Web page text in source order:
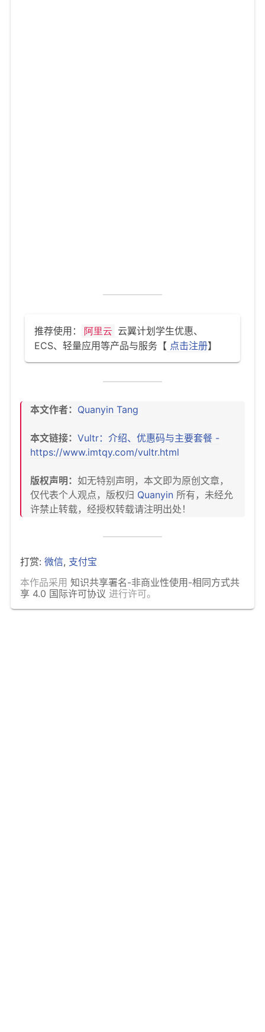
推荐使用： 阿里云 云翼计划学生优惠、
ECS、轻量应用等产品与服务【 点击注册】
本文作者： Quanyin Tang
本文链接： Vultr：介绍、优惠码与主要套餐 -
https://www.imtqy.com/vultr.html
版权声明： 如无特别声明，本文即为原创文章，
仅代表个人观点，版权归 Quanyin 所有，未经允
许禁止转载，经授权转载请注明出处！
打赏: 微信, 支付宝
本作品采用 知识共享署名-非商业性使用-相同方式共
享 4.0 国际许可协议 进行许可。